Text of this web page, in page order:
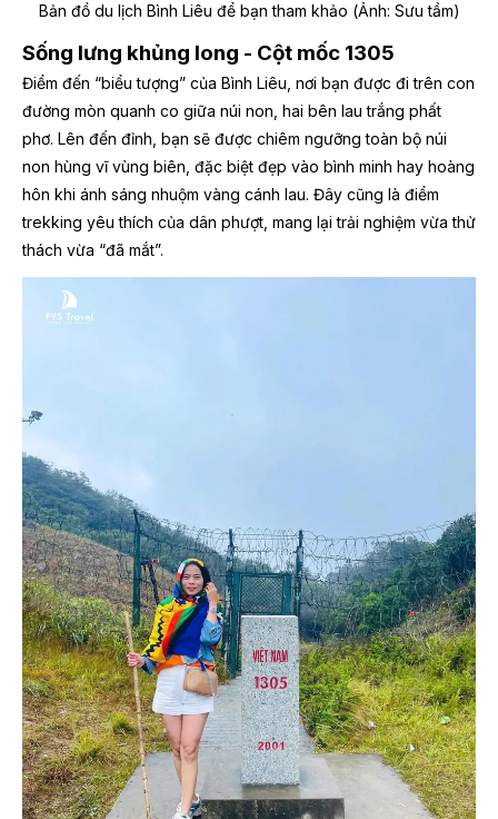
Bản đồ du lịch Bình Liêu để bạn tham khảo (Ảnh: Sưu tầm)
Sống lưng khủng long - Cột mốc 1305
Điểm đến “biểu tượng” của Bình Liêu, nơi bạn được đi trên con
đường mòn quanh co giữa núi non, hai bên lau trắng phất
phơ. Lên đến đỉnh, bạn sẽ được chiêm ngưỡng toàn bộ núi
non hùng vĩ vùng biên, đặc biệt đẹp vào bình minh hay hoàng
hôn khi ánh sáng nhuộm vàng cánh lau. Đây cũng là điểm
trekking yêu thích của dân phượt, mang lại trải nghiệm vừa thử
thách vừa “đã mắt”.